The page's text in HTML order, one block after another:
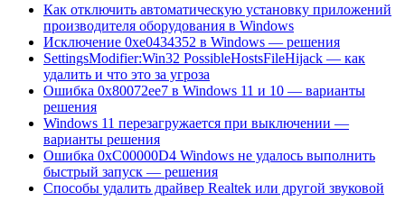
Как отключить автоматическую установку приложений
производителя оборудования в Windows
Исключение 0xe0434352 в Windows — решения
SettingsModifier:Win32 PossibleHostsFileHijack — как
удалить и что это за угроза
Ошибка 0x80072ee7 в Windows 11 и 10 — варианты
решения
Windows 11 перезагружается при выключении —
варианты решения
Ошибка 0xC00000D4 Windows не удалось выполнить
быстрый запуск — решения
Способы удалить драйвер Realtek или другой звуковой